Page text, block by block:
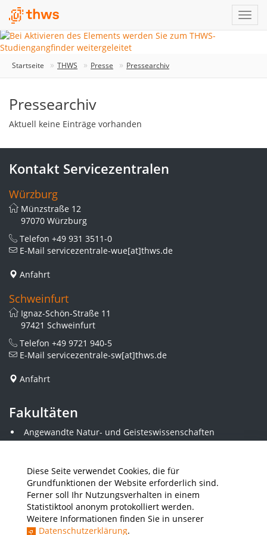
Diese Seite verwendet Cookies, die für
Grundfunktionen der Website erforderlich sind.
Ferner soll Ihr Nutzungsverhalten in einem
Statistiktool anonym protokolliert werden.
Weitere Informationen finden Sie in unserer
Datenschutzerklärung.
Startseite THWS Presse Pressearchiv
Pressearchiv
Aktuell keine Einträge vorhanden
Kontakt Servicezentralen
Würzburg
Münzstraße 12
97070 Würzburg
Telefon +49 931 3511-0
E-Mail servicezentrale-wue[at]thws.de
Anfahrt
Schweinfurt
Ignaz-Schön-Straße 11
97421 Schweinfurt
Telefon +49 9721 940-5
E-Mail servicezentrale-sw[at]thws.de
Anfahrt
Fakultäten
Angewandte Natur- und Geisteswissenschaften
Angewandte Sozialwissenschaften
Elektrotechnik
Gestaltung
Informatik und Wirtschaftsinformatik
Kunststofftechnik und Vermessung
Maschinenbau
THWS Business School